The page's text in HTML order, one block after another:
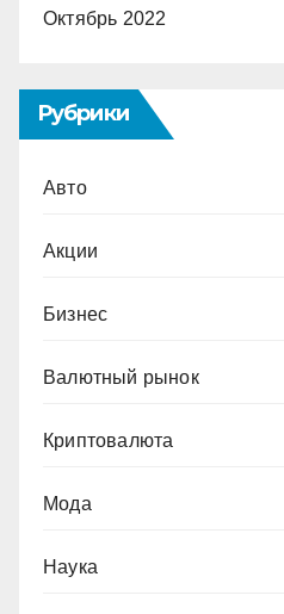
Октябрь 2022
Рубрики
Авто
Акции
Бизнес
Валютный рынок
Криптовалюта
Мода
Наука